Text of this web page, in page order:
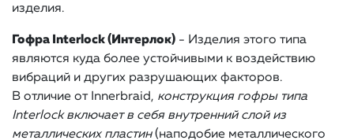
изделия.
Гофра Interlock (Интерлок) - Изделия этого типа
являются куда более устойчивыми к воздействию
вибраций и других разрушающих факторов.
В отличие от Innerbraid, конструкция гофры типа
Interlock включает в себя внутренний слой из
металлических пластин(наподобие металлического